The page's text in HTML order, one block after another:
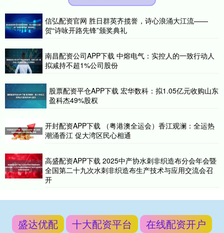
信弘配资官网 胜日群英齐揽誉，诗心浪涌大江流——
贺“诗咏开路先锋”颁奖典礼
南昌配资公司APP下载 中熔电气：实控人的一致行动人
拟减持不超1%公司股份
股票配资平仓APP下载 宏华数科：拟1.05亿元收购山东
盈科杰49%股权
开封配资APP下载 （粤港澳全运会）香江观澜：全运热
潮涌香江 促大湾区民心相通
高盛配资APP下载 2025中产协水刺非织造布分会年会暨
全国第二十九次水刺非织造布生产技术与应用交流会召
开
盛达优配 十大配资平台 在线配资开户